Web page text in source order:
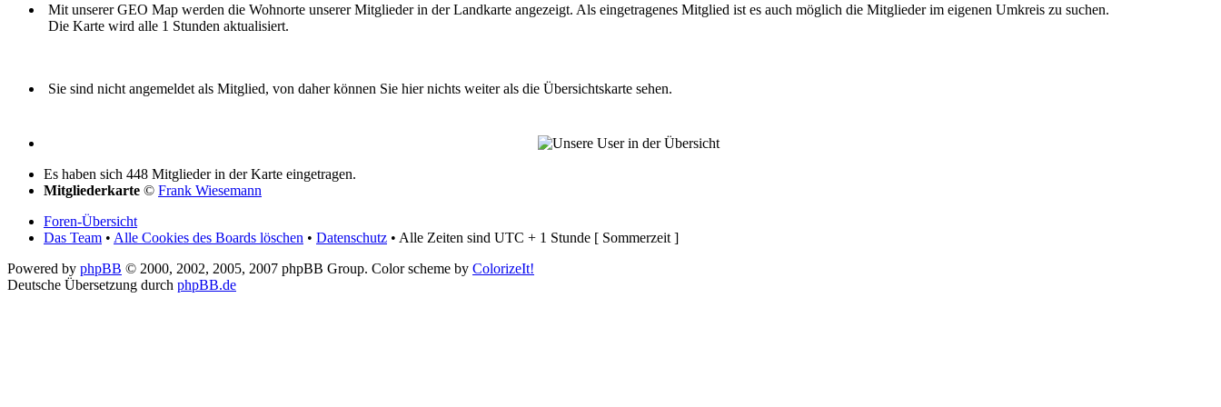
Mit unserer GEO Map werden die Wohnorte unserer Mitglieder in der Landkarte angezeigt. Als eingetragenes Mitglied ist es auch möglich die Mitglieder im eigenen Umkreis zu suchen.
Die Karte wird alle 1 Stunden aktualisiert.
Sie sind nicht angemeldet als Mitglied, von daher können Sie hier nichts weiter als die Übersichtskarte sehen.
Es haben sich 448 Mitglieder in der Karte eingetragen.
Mitgliederkarte © Frank Wiesemann
Foren-Übersicht
Das Team • Alle Cookies des Boards löschen • Datenschutz • Alle Zeiten sind UTC + 1 Stunde [ Sommerzeit ]
Powered by phpBB © 2000, 2002, 2005, 2007 phpBB Group. Color scheme by ColorizeIt!
Deutsche Übersetzung durch phpBB.de